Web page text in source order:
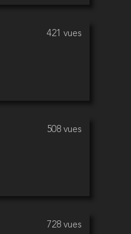
421 vues
508 vues
728 vues